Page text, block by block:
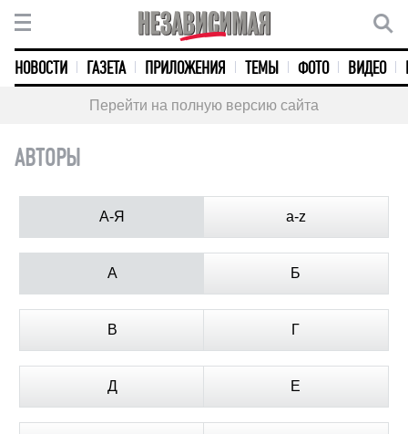
НОВОСТИ ГАЗЕТА ПРИЛОЖЕНИЯ ТЕМЫ ФОТО ВИДЕО
Перейти на полную версию сайта
АВТОРЫ
А-Я a-z
А Б
В Г
Д Е